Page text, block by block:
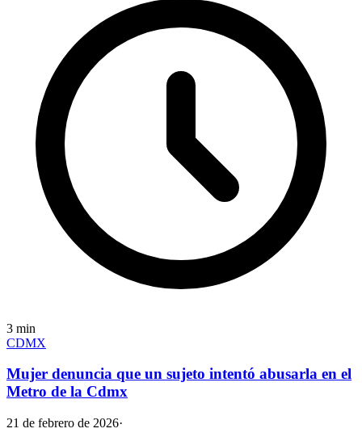
3 min
CDMX
Mujer denuncia que un sujeto intentó abusarla en el
Metro de la Cdmx
21 de febrero de 2026·